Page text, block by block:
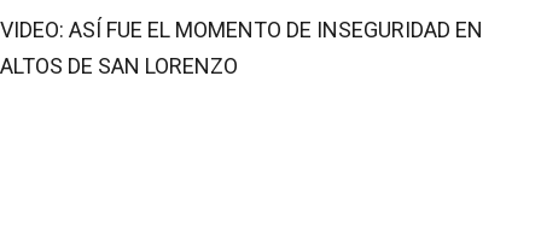
VIDEO: ASÍ FUE EL MOMENTO DE INSEGURIDAD EN
ALTOS DE SAN LORENZO